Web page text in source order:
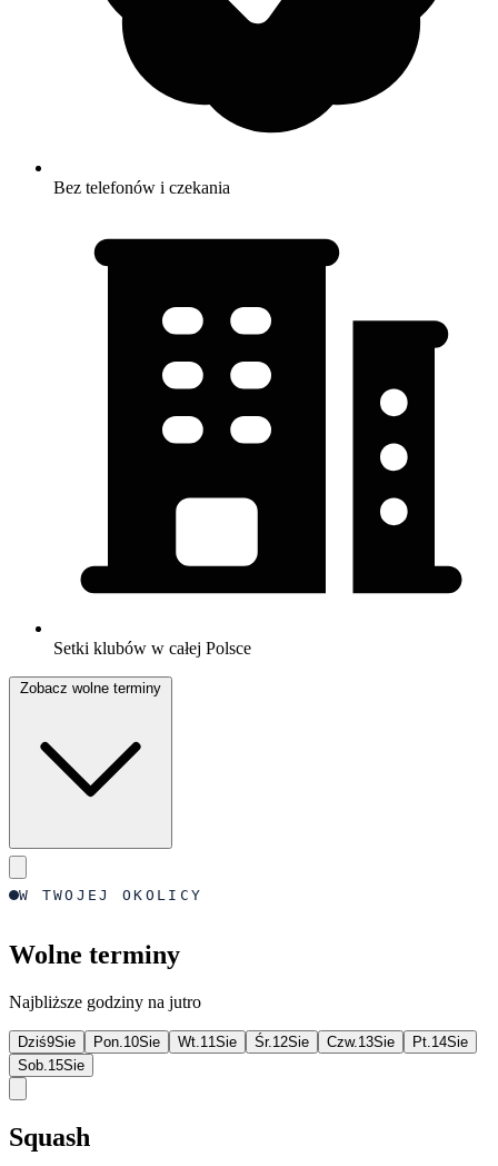
Bez telefonów i czekania
Setki klubów w całej Polsce
W TWOJEJ OKOLICY
Wolne terminy
Najbliższe godziny na jutro
Dziś9Sie Pon. 10Sie Wt. 11Sie Śr. 12Sie Czw. 13Sie Pt. 14Sie
Sob. 15Sie
Squash